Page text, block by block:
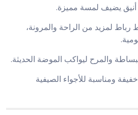
أنيق يضيف لمسة مميزة.
رباط لمزيد من الراحة والمرونة،
والمرح ليواكب الموضة الحديثة.
ومناسبة للأجواء الصيفية